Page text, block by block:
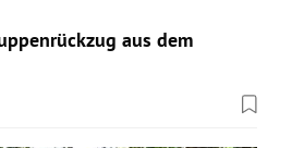
aus dem